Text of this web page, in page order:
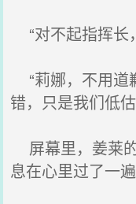
“对不起指挥长
“莉娜，不用道
错，只是我们低
屏幕里，姜莱
息在心里过了一遍